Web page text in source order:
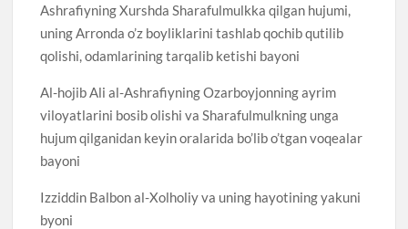
Ashrafiyning Xurshda Sharafulmulkka qilgan hujumi,
uning Arronda o’z boyliklarini tashlab qochib qutilib
qolishi, odamlarining tarqalib ketishi bayoni
Al-hojib Ali al-Ashrafiyning Ozarboyjonning ayrim
viloyatlarini bosib olishi va Sharafulmulkning unga
hujum qilganidan keyin oralarida bo’lib o’tgan voqealar
bayoni
Izziddin Balbon al-Xolholiy va uning hayotining yakuni
byoni